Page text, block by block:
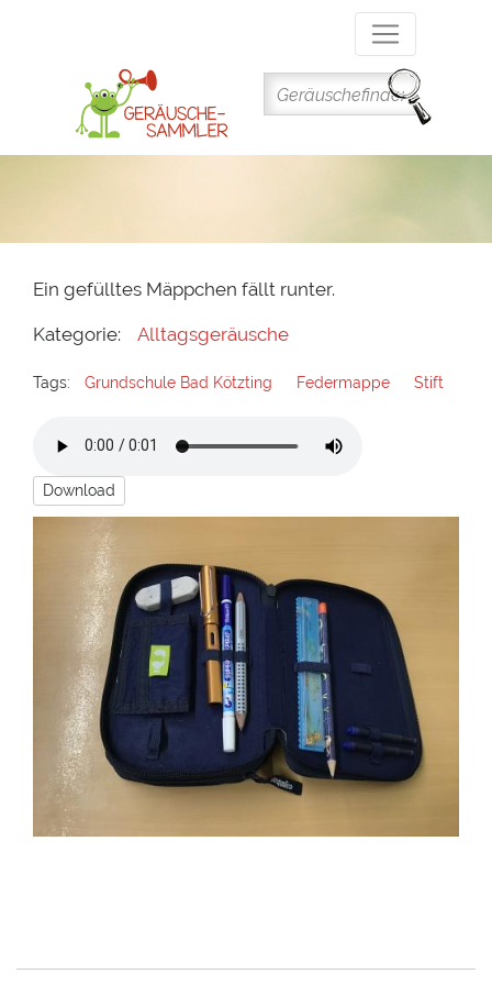
Inhalt
Ein gefülltes Mäppchen fällt runter.
Kategorie: Alltagsgeräusche
Tags: Grundschule Bad Kötzting Federmappe Stift
Download